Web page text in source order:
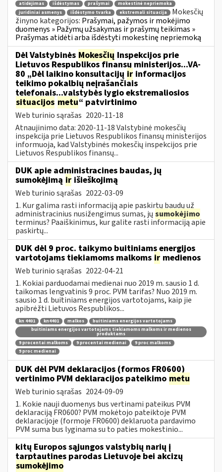
atidėjimas išdėstymas prašymai
mokestinė nepriemoka
juridiniai asmenys
išdėstymo tvarka ekstremali situacija
Mokesčių
žinyno kategorijos: Prašymai, pažymos ir mokėjimo
duomenys » Pažymų užsakymas ir prašymų teikimas »
Prašymas atidėti arba išdėstyti mokestinę nepriemoką
Dėl Valstybinės Mokesčių Inspekcijos prie
Lietuvos Respublikos finansų ministerijos...VA-
80 „Dėl laikino konsultacijų ir informacijos
teikimo pokalbių neįrašančiais
telefonais...valstybės lygio ekstremaliosios
situacijos metu“ patvirtinimo
Web turinio sąrašas 2020-11-18
Atnaujinimo data: 2020-11-18 Valstybinė mokesčių
inspekcija prie Lietuvos Respublikos finansų ministerijos
informuoja, kad Valstybinės mokesčių inspekcijos prie
Lietuvos Respublikos finansų...
DUK apie administracines baudas, jų
sumokėjimą ir išieškojimą
Web turinio sąrašas 2022-03-09
1. Kur galima rasti informaciją apie paskirtų baudų už
administracinius nusižengimus sumas, jų sumokėjimo
terminus? Paaiškinimus, kur galite rasti informaciją apie
paskirtų...
DUK dėl 9 proc. taikymo buitiniams energijos
vartotojams tiekiamoms malkoms ir medienos
Web turinio sąrašas 2022-04-21
1. Kokiai parduodamai medienai nuo 2019 m. sausio 1 d.
taikomas lengvatinis 9 proc. PVM tarifas? Nuo 2019 m.
sausio 1 d. buitiniams energijos vartotojams, kaip jie
apibrėžti Lietuvos Respublikos...
kn 4401 kn4401 malkos
buitiniams energijos vartotojams
buitiniams energijos vartotojams tiekiamoms malkoms ir medienos
produktams
9 procentai malkoms
9 procentai medienai
9 proc malkoms
9 proc medienai
DUK dėl PVM deklaracijos (formos FR0600)
vertinimo PVM deklaracijos pateikimo metu
Web turinio sąrašas 2024-09-09
1. Kokie nauji duomenys bus vertinami pateikus PVM
deklaraciją FR0600? PVM mokėtojo pateiktoje PVM
deklaracijoje (formoje FR0600) deklaruota pardavimo
PVM suma bus lyginama su to paties mokestinio...
kitų Europos sąjungos valstybių narių į
tarptautines parodas Lietuvoje bei akcizų
sumokėjimo